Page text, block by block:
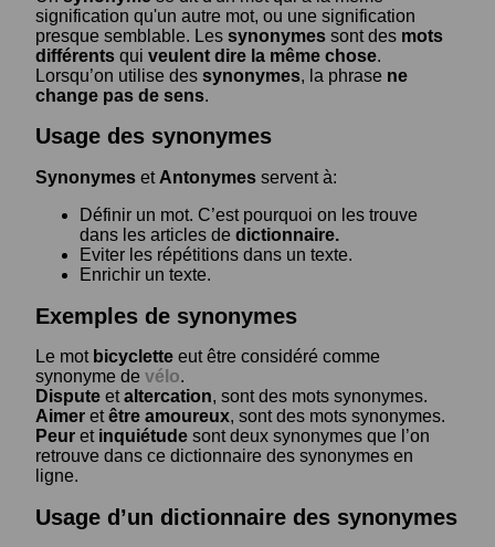
signification qu'un autre mot, ou une signification
presque semblable. Les synonymes sont des mots
différents qui veulent dire la même chose.
Lorsqu’on utilise des synonymes, la phrase ne
change pas de sens.
Usage des synonymes
Synonymes et Antonymes servent à:
Définir un mot. C’est pourquoi on les trouve
dans les articles de dictionnaire.
Eviter les répétitions dans un texte.
Enrichir un texte.
Exemples de synonymes
Le mot bicyclette eut être considéré comme
synonyme de vélo.
Dispute etaltercation, sont des mots synonymes.
Aimer etêtre amoureux, sont des mots synonymes.
Peur et inquiétude sont deux synonymes que l’on
retrouve dans ce dictionnaire des synonymes en
ligne.
Usage d’un dictionnaire des synonymes